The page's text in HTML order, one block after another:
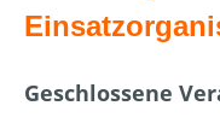
Geschlossene